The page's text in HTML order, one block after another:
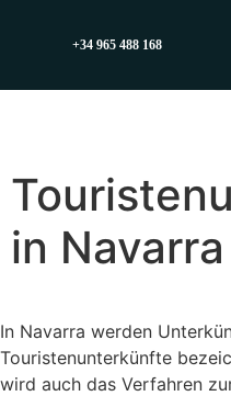
+34 965 488 168
in Navarra
In Navarra werden
Touristenunterkünfte
wird auch das Verfahren